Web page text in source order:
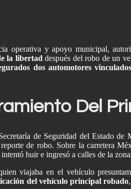
operativa y apoyo municipal,
la libertaddespués del robo de un
dos automotores
Del
de Seguridad del Estado de
de robo. Sobre la carretera
huir e ingresó a calles de la
viajaba en el vehículo
del vehículo principal robado